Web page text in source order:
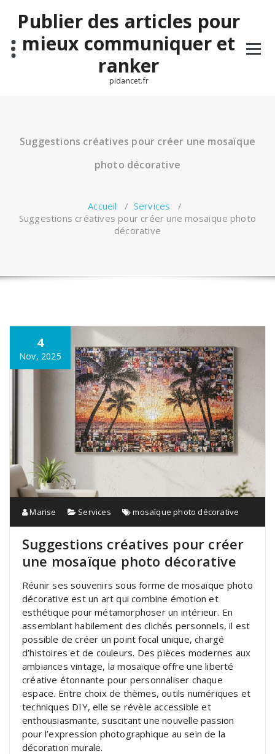
contenuPublier des articles pour
mieux communiquer et
ranker
pidancet.fr
Suggestions créatives pour créer une mosaïque
photo décorative
Accueil / Services /
Suggestions créatives pour créer une mosaïque photo
décorative
4
Nov, 2025
Marise Services mosaïque photo décorative
Suggestions créatives pour créer
une mosaïque photo décorative
Réunir ses souvenirs sous forme de mosaïque photo
décorative est un art qui combine émotion et
esthétique pour métamorphoser un intérieur. En
assemblant habilement des clichés personnels, il est
possible de créer un point focal unique, chargé
d’histoires et de couleurs. Des pièces modernes aux
ambiances vintage, la mosaïque offre une liberté
créative étonnante pour personnaliser chaque
espace. Entre choix de thèmes, outils numériques et
techniques DIY, elle se révèle accessible et
enthousiasmante, suscitant une nouvelle passion
pour l’expression photographique au sein de la
décoration murale.